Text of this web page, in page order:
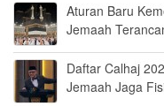
Aturan Baru
Jemaah
Daftar Calhaj
Jemaah Jaga